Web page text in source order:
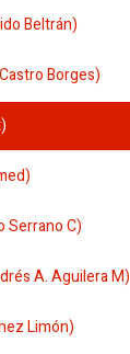
Beltrán)
Borges)
Serrano C)
A. Aguilera M)
Limón)